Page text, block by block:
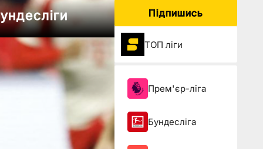
Підпишись
ТОП ліги
Прем'єр-ліга
Бундесліга